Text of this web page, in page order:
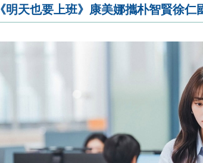
《明天也要上班》康美娜攜朴智賢徐仁